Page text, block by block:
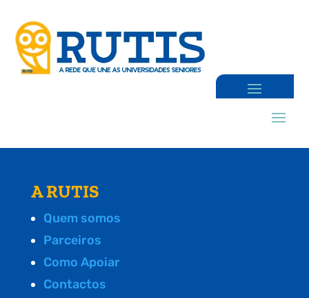
A RUTIS
Quem somos
Parceiros
Como Apoiar
Contactos